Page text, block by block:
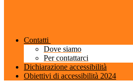
Contatti
Dove siamo
Per contattarci
Dichiarazione accessibilità
Obiettivi di accessibilità 2024